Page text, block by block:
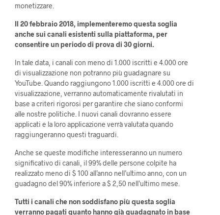
monetizzare.
Il 20 febbraio 2018, implementeremo questa soglia
anche sui canali esistenti sulla piattaforma, per
consentire un periodo di prova di 30 giorni.
In tale data, i canali con meno di 1.000 iscritti e 4.000 ore
di visualizzazione non potranno più guadagnare su
YouTube. Quando raggiungono 1.000 iscritti e 4.000 ore di
visualizzazione, verranno automaticamente rivalutati in
base a criteri rigorosi per garantire che siano conformi
alle nostre politiche. I nuovi canali dovranno essere
applicati e la loro applicazione verrà valutata quando
raggiungeranno questi traguardi.
Anche se queste modifiche interesseranno un numero
significativo di canali, il 99% delle persone colpite ha
realizzato meno di $ 100 all’anno nell’ultimo anno, con un
guadagno del 90% inferiore a $ 2,50 nell’ultimo mese.
Tutti i canali che non soddisfano più questa soglia
verranno pagati quanto hanno già guadagnato in base